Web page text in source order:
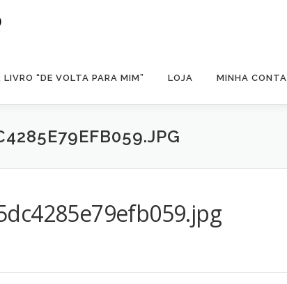
LIVRO “DE VOLTA PARA MIM” LOJA MINHA CONTA